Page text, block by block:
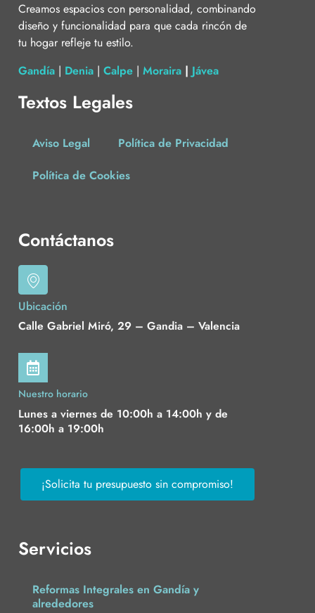
Creamos espacios con personalidad, combinando
diseño y funcionalidad para que cada rincón de
tu hogar refleje tu estilo.
Gandía | Denia | Calpe | Moraira | Jávea
Textos Legales
Aviso Legal
Política de Privacidad
Política de Cookies
Contáctanos
Ubicación
Calle Gabriel Miró, 29 – Gandia – Valencia
Nuestro horario
Lunes a viernes de 10:00h a 14:00h y de
16:00h a 19:00h
¡Solicita tu presupuesto sin compromiso!
Servicios
Reformas Integrales en Gandía y
alrededores